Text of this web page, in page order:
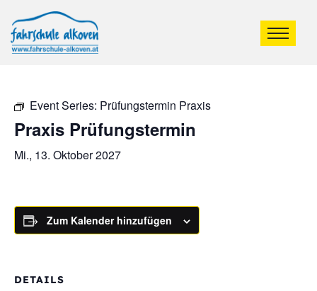
Event Series: Prüfungstermin Praxis
Praxis Prüfungstermin
Mi., 13. Oktober 2027
Zum Kalender hinzufügen
DETAILS